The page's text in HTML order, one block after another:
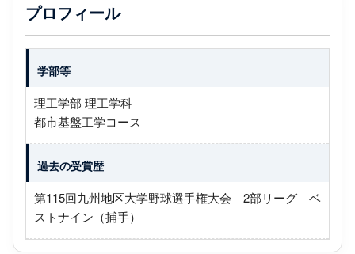
プロフィール
学部等
理工学部 理工学科
都市基盤工学コース
過去の受賞歴
第115回九州地区大学野球選手権大会 2部リーグ ベ
ストナイン（捕手）